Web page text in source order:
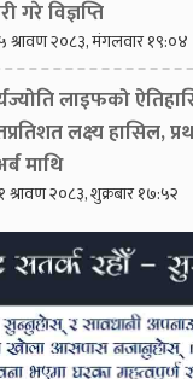
गरे विज्ञप्ति
श्रावण २०८३, मंगलवार १९:०४
लाइफको
लक्ष्य हासिल,
माथि
१ श्रावण २०८३, शुक्रबार १७:५२